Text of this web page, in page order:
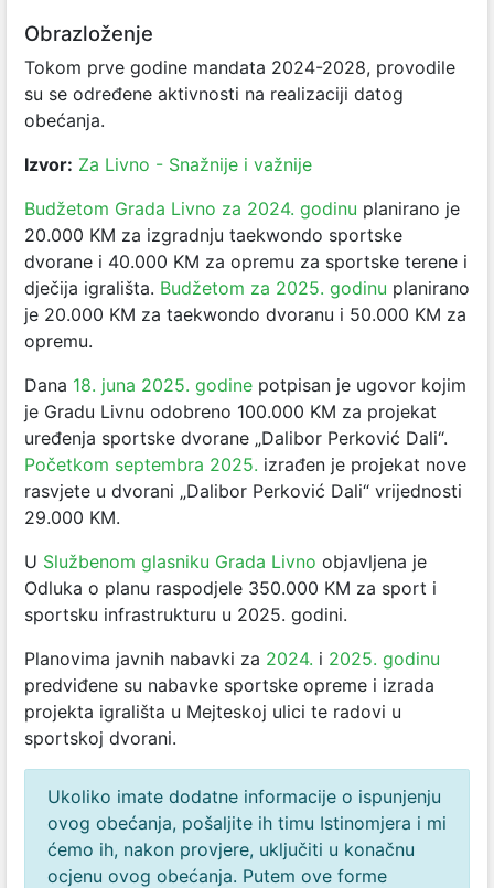
Obrazloženje
Tokom prve godine mandata 2024-2028, provodile
su se određene aktivnosti na realizaciji datog
obećanja.
Izvor: Za Livno - Snažnije i važnije
Budžetom Grada Livno za 2024. godinu planirano je
20.000 KM za izgradnju taekwondo sportske
dvorane i 40.000 KM za opremu za sportske terene i
dječija igrališta. Budžetom za 2025. godinu planirano
je 20.000 KM za taekwondo dvoranu i 50.000 KM za
opremu.
Dana 18. juna 2025. godine potpisan je ugovor kojim
je Gradu Livnu odobreno 100.000 KM za projekat
uređenja sportske dvorane „Dalibor Perković Dali“.
Početkom septembra 2025. izrađen je projekat nove
rasvjete u dvorani „Dalibor Perković Dali“ vrijednosti
29.000 KM.
U Službenom glasniku Grada Livno objavljena je
Odluka o planu raspodjele 350.000 KM za sport i
sportsku infrastrukturu u 2025. godini.
Planovima javnih nabavki za 2024. i 2025. godinu
predviđene su nabavke sportske opreme i izrada
projekta igrališta u Mejteskoj ulici te radovi u
sportskoj dvorani.
Ukoliko imate dodatne informacije o ispunjenju
ovog obećanja, pošaljite ih timu Istinomjera i mi
ćemo ih, nakon provjere, uključiti u konačnu
ocjenu ovog obećanja. Putem ove forme